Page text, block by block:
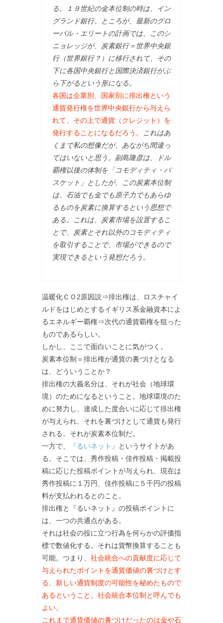
る。１９世紀の金本位制の時は、イン
グランド銀行。ところが、最新のグロ
ーバル・エリートの計画では、このシ
ニョレッジが、炭素銀行＝世界中央銀
行（世界銀行？）に移行されて、その
下に各国中央銀行と国際決済銀行がぶ
ら下がるという形になる。
各国は企業別、国家別に排出権という
通貨発行権を世界中央銀行から与えら
れて、その上で通貨（クレジット）を
発行することになるだろう。
これはあ
くまで私の想像だが、あながち間違っ
てはいないと思う。副島隆彦は、ドル
覇権以後の体制を「コモディティ・バ
スケット」としたが、この炭素本位制
は、石油でも金でも原子力でもあらゆ
るものを炭素に換算するという思想で
ある。これは、炭素市場を設置するこ
とで、炭素とそれ以外のコモディティ
を取引することで、市場ができるので
実現できるという発想だろう。
温暖化ＣＯ2原因説⇒排出権は、ロスチャイ
ルドをはじめとするイギリス系金融資本によ
るエネルギー覇権⇒次代の通貨覇権を狙った
ものであるらしい。
しかし、ここで面白いことに気がつく。
炭素本位制＝排出権が通貨の裏づけとなる
は、どういうことか？
排出権の大義名分は、それが社会（地球環
境）のためになるということ。地球環境のた
めに努力し、達成した度合いに応じて排出権
が与えられ、それを裏づけとして通貨も発行
される。それが炭素本位制だ。
一方で、
『るいネット』
というサイトがあ
る。そこでは、秀作投稿・佳作投稿・掲載投
稿に応じた投稿ポイントが与えられ、現在は
秀作投稿に１万円、佳作投稿に５千円の投稿
料が支払われるとのこと。
排出権と『るいネット』の投稿ポイントに
は、一つの共通点がある。
それは社会の役に立つ行為を何らかの評価指
標で数値化する。それは貨幣換算することも
可能。つまり、 社会統合への貢献度に応じて
与えられたポイントを通貨価値の裏づけとす
る、新しい通貨制度の可能性を秘めたもので
あるということ。社会統合本位制と呼んでも
よい。
これまで通貨価値の裏づけだったのは金や石